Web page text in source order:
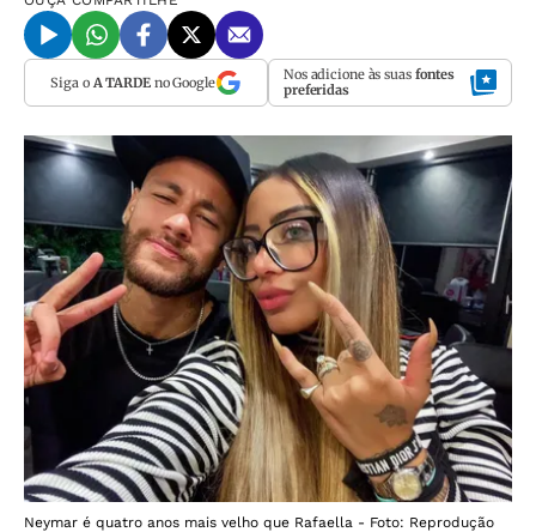
Siga o A TARDEno Google Nos adicione às suas fontes
preferidas
Neymar é quatro anos mais velho que Rafaella - Foto: Reprodução